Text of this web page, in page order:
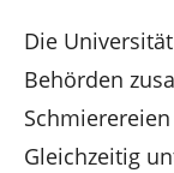
Die
Behörden
Gleichzeitig